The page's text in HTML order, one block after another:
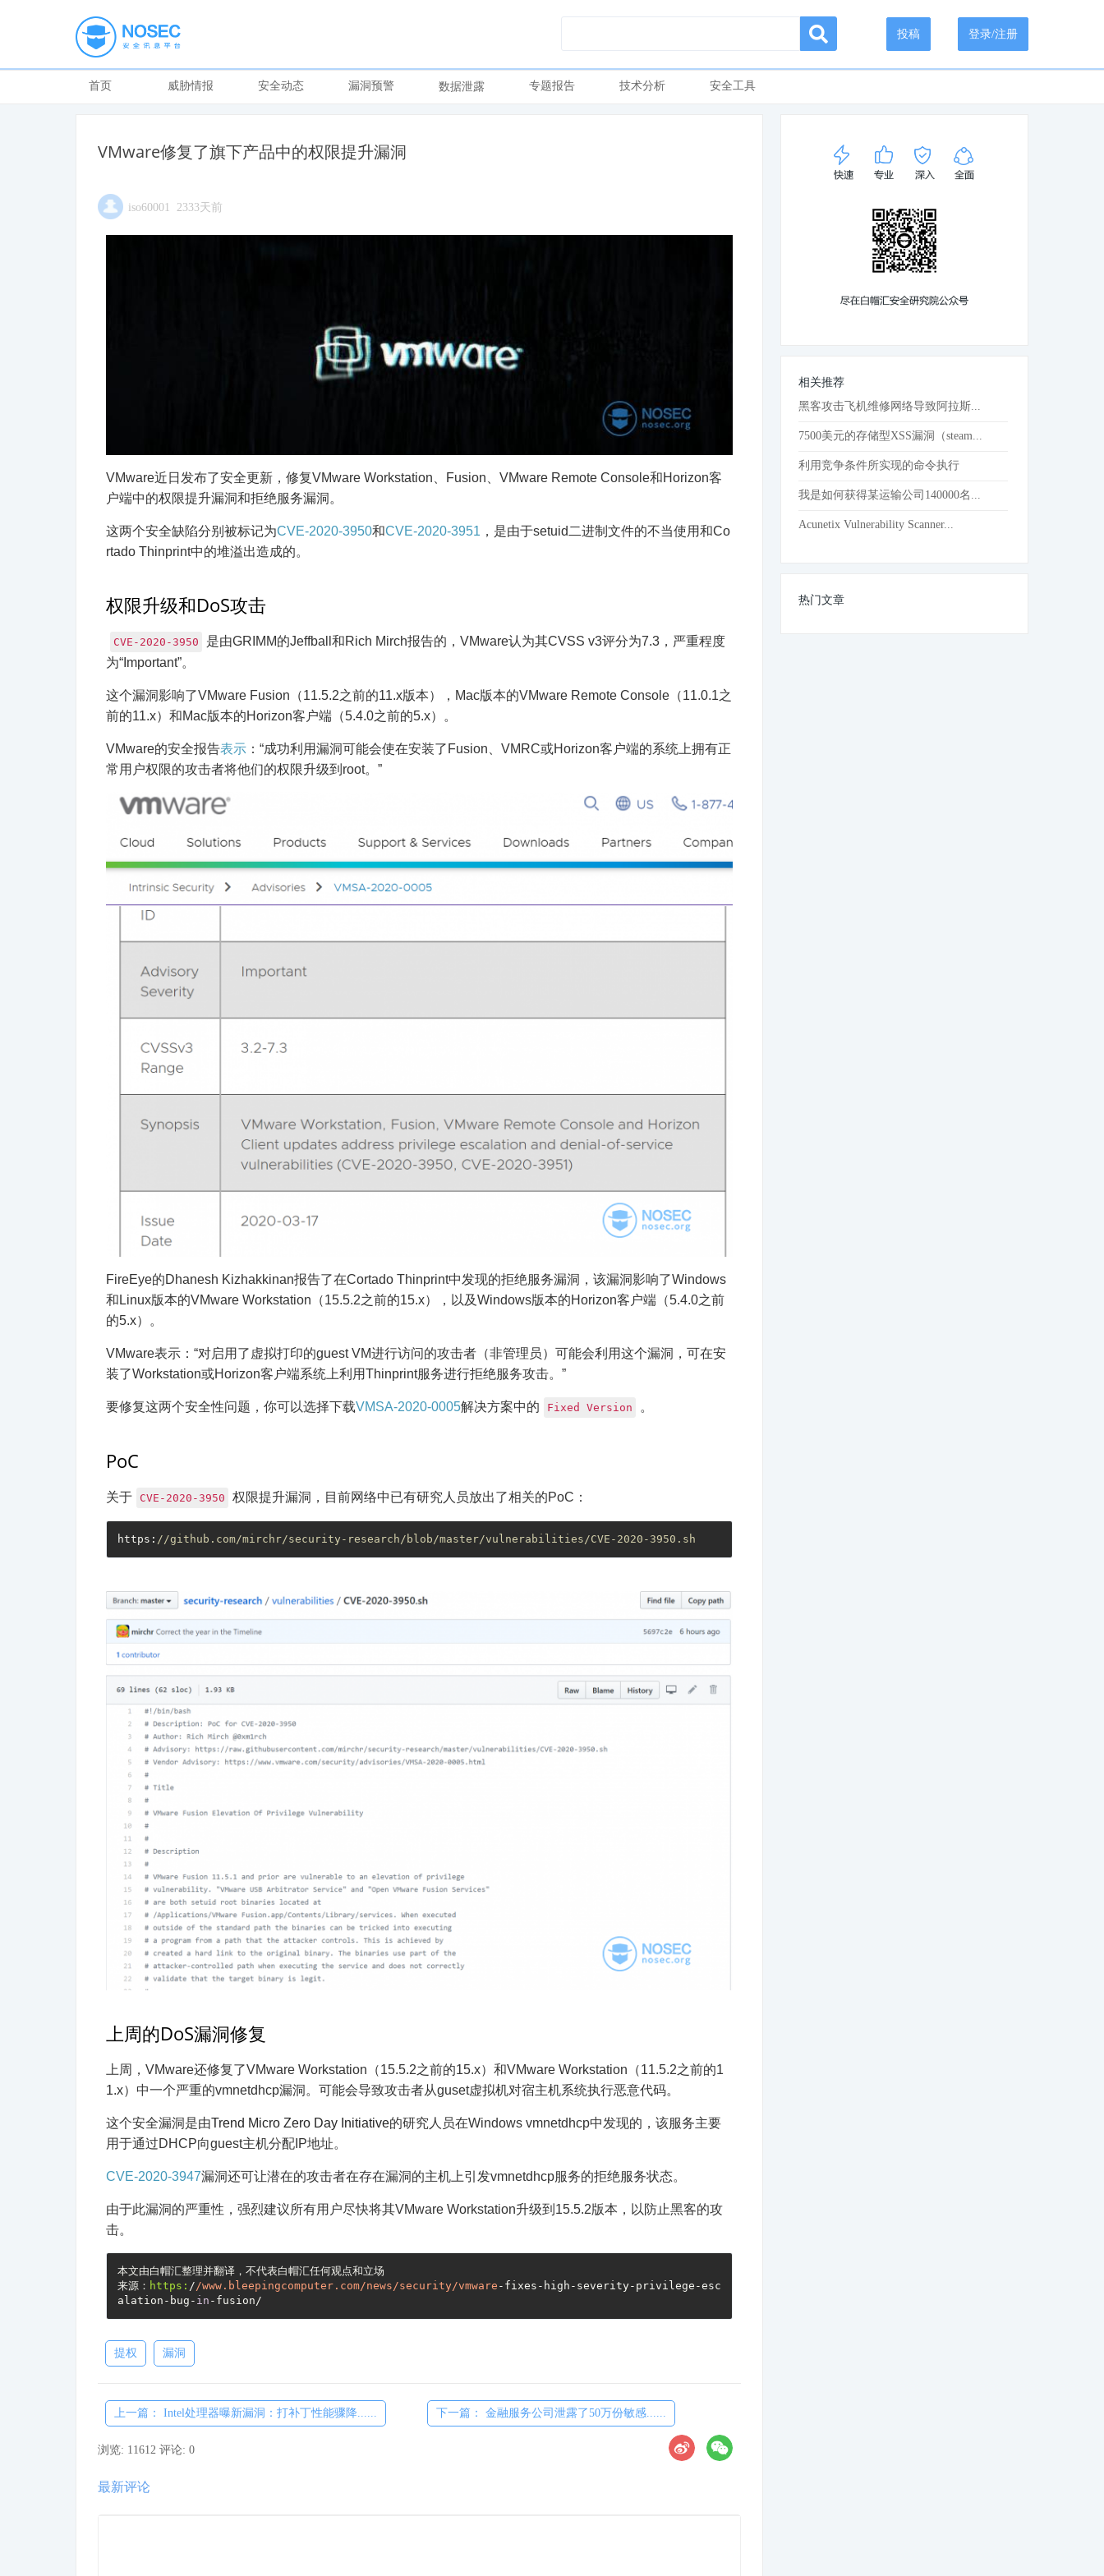
登录/注册
投稿
首页 威胁情报 安全动态 漏洞预警 数据泄露 专题报告 技术分析 安全工具
VMware修复了旗下产品中的权限提升漏洞
iso60001 2333天前
VMware近日发布了安全更新，修复VMware Workstation、Fusion、VMware Remote Console和Horizon客
户端中的权限提升漏洞和拒绝服务漏洞。
这两个安全缺陷分别被标记为CVE-2020-3950和CVE-2020-3951 ，是由于setuid二进制文件的不当使用和Co
rtado Thinprint中的堆溢出造成的。
权限升级和DoS攻击
CVE-2020-3950
是由GRIMM的Jeffball和Rich Mirch报告的，VMware认为其CVSS v3评分为7.3，严重程度
为“Important”。
这个漏洞影响了VMware Fusion（11.5.2之前的11.x版本），Mac版本的VMware Remote Console（11.0.1之
前的11.x）和Mac版本的Horizon客户端（5.4.0之前的5.x）。
VMware的安全报告表示 ：“成功利用漏洞可能会使在安装了Fusion、VMRC或Horizon客户端的系统上拥有正
常用户权限的攻击者将他们的权限升级到root。”
FireEye的Dhanesh Kizhakkinan报告了在Cortado Thinprint中发现的拒绝服务漏洞，该漏洞影响了Windows
和Linux版本的VMware Workstation（15.5.2之前的15.x），以及Windows版本的Horizon客户端（5.4.0之前
的5.x）。
VMware表示：“对启用了虚拟打印的guest VM进行访问的攻击者（非管理员）可能会利用这个漏洞，可在安
装了Workstation或Horizon客户端系统上利用Thinprint服务进行拒绝服务攻击。”
要修复这两个安全性问题，你可以选择下载VMSA-2020-0005解决方案中的 Fixed Version 。
PoC
关于 CVE-2020-3950 权限提升漏洞，目前网络中已有研究人员放出了相关的PoC：
https: //github.com/mirchr/security-research/blob/master/vulnerabilities/CVE-2020-3950.sh
上周的DoS漏洞修复
上周，VMware还修复了VMware Workstation（15.5.2之前的15.x）和VMware Workstation（11.5.2之前的1
1.x）中一个严重的vmnetdhcp漏洞。可能会导致攻击者从guset虚拟机对宿主机系统执行恶意代码。
这个安全漏洞是由Trend Micro Zero Day Initiative的研究人员在Windows vmnetdhcp中发现的，该服务主要
用于通过DHCP向guest主机分配IP地址。
CVE-2020-3947漏洞还可让潜在的攻击者在存在漏洞的主机上引发vmnetdhcp服务的拒绝服务状态。
由于此漏洞的严重性，强烈建议所有用户尽快将其VMware Workstation升级到15.5.2版本，以防止黑客的攻
击。
本文由白帽汇整理并翻译，不代表白帽汇任何观点和立场
来源： https: / /www.bleepingcomputer.com/news /security/vmware -fixes-high-severity-privilege-esc
alation-bug- in
提权 漏洞
上一篇： Intel处理器曝新漏洞：打补丁性能骤降...... 下一篇： 金融服务公司泄露了50万份敏感......
浏览: 11612 评论: 0
最新评论
相关推荐
黑客攻击飞机维修网络导致阿拉斯...
7500美元的存储型XSS漏洞（steam...
利用竞争条件所实现的命令执行
我是如何获得某运输公司140000名...
Acunetix Vulnerability Scanner...
热门文章